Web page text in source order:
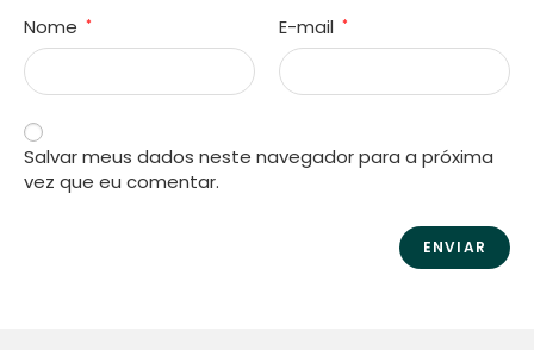
Nome * E-mail *
Salvar meus dados neste navegador para a próxima
vez que eu comentar.